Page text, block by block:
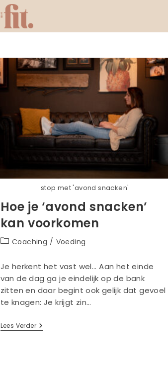
stop met 'avond snacken'
Hoe je ‘avond snacken’
kan voorkomen
Berichtcategorie:
Coaching / Voeding
Je herkent het vast wel... Aan het einde
van de dag ga je eindelijk op de bank
zitten en daar begint ook gelijk dat gevoel
te knagen: Je krijgt zin…
Lees VerderHoe
Je